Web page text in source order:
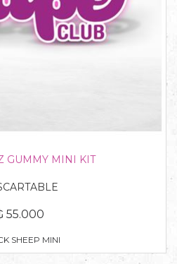
GUMMY MINI KIT
55.000
SHEEP MINI